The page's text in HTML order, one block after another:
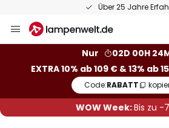
Über 25 Jahre
Inhalt
Nur
02D 00H
EXTRA 10% ab 109 € & 13% ab
Code:RABATT
WOW Week:Bis zu -